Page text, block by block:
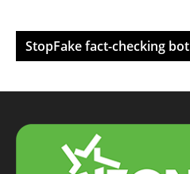
StopFake fact-checking bot